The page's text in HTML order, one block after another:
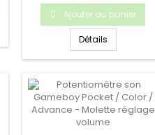
Ajouter au panier
Détails